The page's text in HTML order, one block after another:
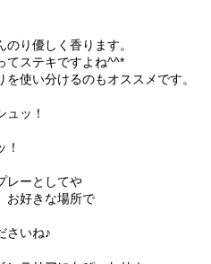
り優しく香ります。
てステキですよね^^*
使い分けるのもオススメです。
ッ！
レーとしてや
お好きな場所で
さいね♪